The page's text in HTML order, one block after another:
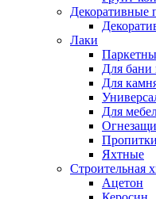
Декоративные
Лаки
Для бани
Для
Для
Яхтные
Строительная
Ацетон